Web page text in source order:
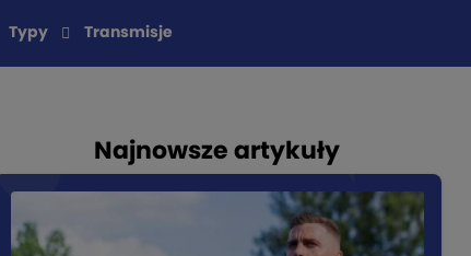
Typy Transmisje
Najnowsze artykuły